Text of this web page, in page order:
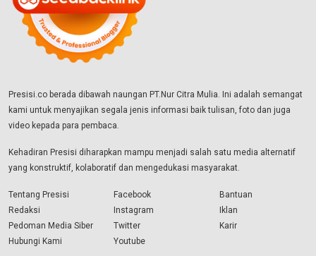
Presisi.co berada dibawah naungan PT.Nur Citra Mulia. Ini adalah semangat
kami untuk menyajikan segala jenis informasi baik tulisan, foto dan juga
video kepada para pembaca.
Kehadiran Presisi diharapkan mampu menjadi salah satu media alternatif
yang konstruktif, kolaboratif dan mengedukasi masyarakat.
Tentang Presisi
Redaksi
Pedoman Media Siber
Hubungi Kami
Facebook
Instagram
Twitter
Youtube
Bantuan
Iklan
Karir